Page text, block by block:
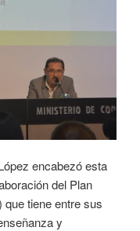
encabezó esta
del Plan
tiene entre sus
y